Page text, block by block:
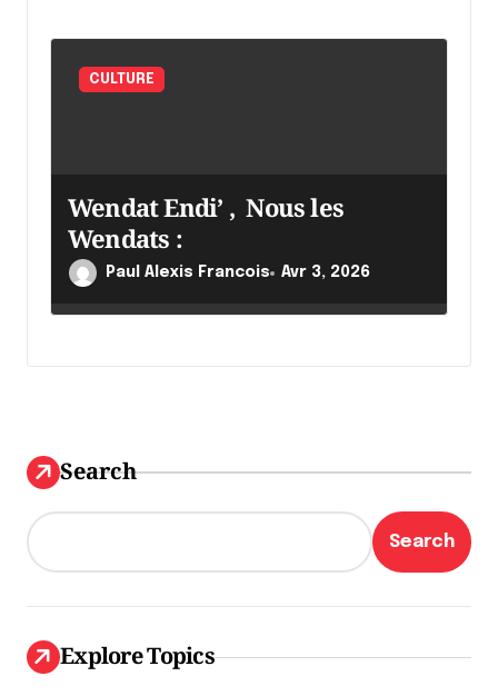
CULTURE
Wendat Endi’ , Nous les
Wendats :
Paul Alexis Francois Avr 3, 2026
Search
Search
Explore Topics